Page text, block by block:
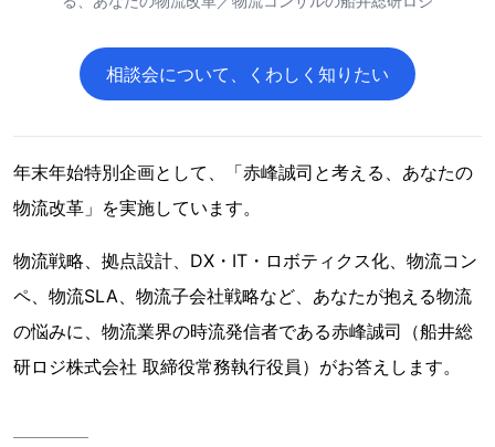
相談会について、くわしく知りたい
年末年始特別企画として、「赤峰誠司と考える、あなたの
物流改革」を実施しています。
物流戦略、拠点設計、DX・IT・ロボティクス化、物流コン
ペ、物流SLA、物流子会社戦略など、あなたが抱える物流
の悩みに、物流業界の時流発信者である赤峰誠司（船井総
研ロジ株式会社 取締役常務執行役員）がお答えします。